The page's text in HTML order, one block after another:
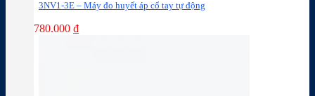
3NV1-3E – Máy đo huyết áp cổ tay tự động
780.000 ₫